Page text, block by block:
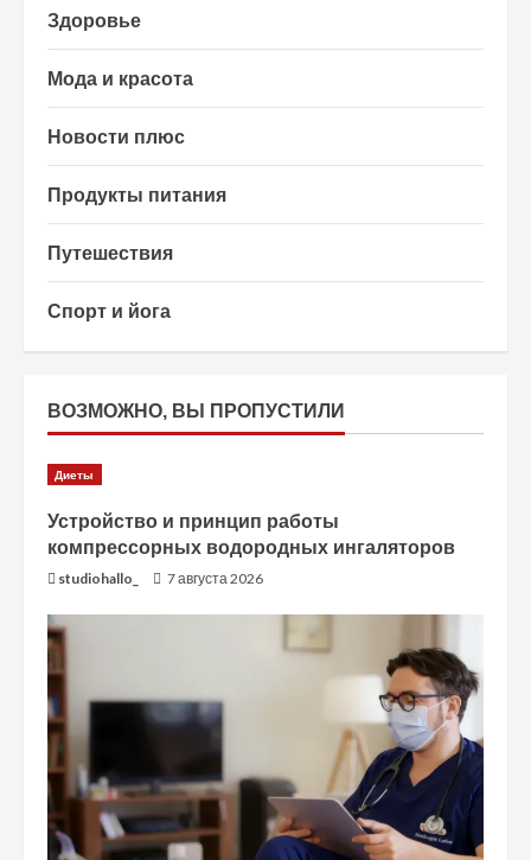
Здоровье
Мода и красота
Новости плюс
Продукты питания
Путешествия
Спорт и йога
ВОЗМОЖНО, ВЫ ПРОПУСТИЛИ
Диеты
Устройство и принцип работы
компрессорных водородных ингаляторов
studiohallo_ 7 августа 2026